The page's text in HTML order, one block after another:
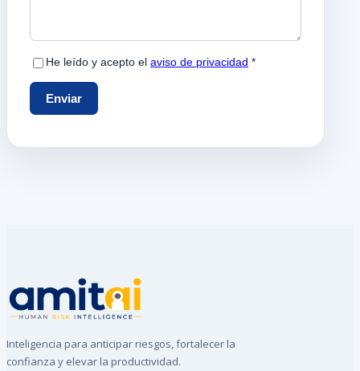
Inteligencia para anticipar riesgos, fortalecer la
confianza y elevar la productividad.